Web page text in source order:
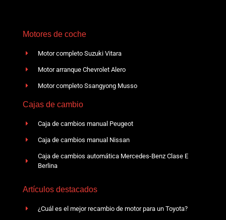
Motores de coche
Motor completo Suzuki Vitara
Motor arranque Chevrolet Alero
Motor completo Ssangyong Musso
Cajas de cambio
Caja de cambios manual Peugeot
Caja de cambios manual Nissan
Caja de cambios automática Mercedes-Benz Clase E
Berlina
Artículos destacados
¿Cuál es el mejor recambio de motor para un Toyota?